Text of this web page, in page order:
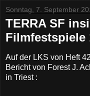
Sonntag, 7. September
TERRA SF
Filmfestspiele
Auf der LKS von Heft
Bericht von Forest J.
in Triest :